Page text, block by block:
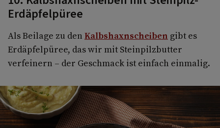
Erdäpfelpüree
Als Beilage zu den Kalbshaxnscheiben gibt es
Erdäpfelpüree, das wir mit Steinpilzbutter
verfeinern – der Geschmack ist einfach einmalig.